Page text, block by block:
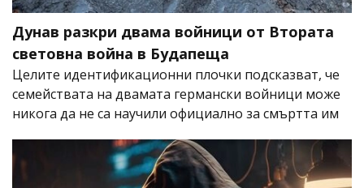
Дунав разкри двама войници от Втората
световна война в Будапеща
Целите идентификационни плочки подсказват, че
семействата на двамата германски войници може
никога да не са научили официално за смъртта им